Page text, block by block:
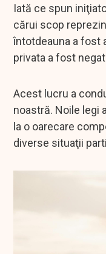
Iată ce spun
cărui scop
întotdeauna a fost
privata a fost
Acest lucru a
noastră. Noile legi
la o oarecare
diverse situaţii